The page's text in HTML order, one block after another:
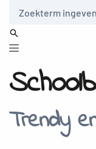
Trendy